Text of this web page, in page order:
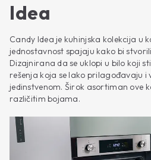
Idea
Candy Idea je kuhinjska kolekcija u
jednostavnost spajaju kako bi
Dizajnirana da se uklopi u bilo koji
rešenja koja se lako prilagođavaju i
jedinstvenom. Širok asortiman ove
različitim bojama.